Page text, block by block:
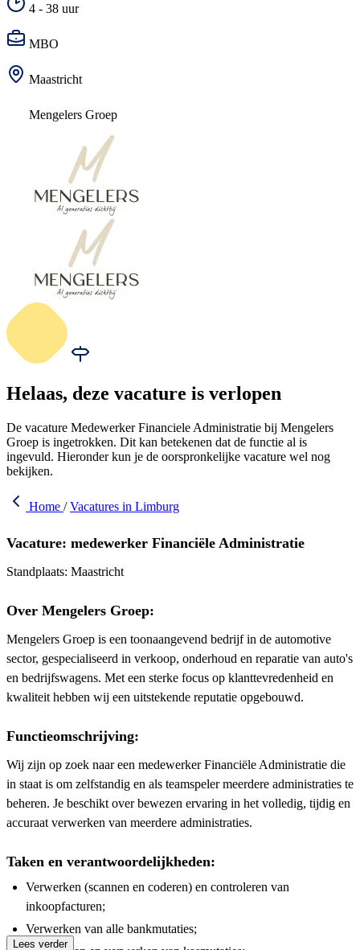
4 - 38 uur
MBO
Maastricht
Mengelers Groep
Helaas, deze vacature is verlopen
De vacature Medewerker Financiele Administratie bij Mengelers
Groep is ingetrokken. Dit kan betekenen dat de functie al is
ingevuld. Hieronder kun je de oorspronkelijke vacature wel nog
bekijken.
Home / Vacatures in Limburg
Vacature: medewerker Financiële Administratie
Standplaats: Maastricht
Over Mengelers Groep:
Mengelers Groep is een toonaangevend bedrijf in de automotive
sector, gespecialiseerd in verkoop, onderhoud en reparatie van auto's
en bedrijfswagens. Met een sterke focus op klanttevredenheid en
kwaliteit hebben wij een uitstekende reputatie opgebouwd.
Functieomschrijving:
Wij zijn op zoek naar een medewerker Financiële Administratie die
in staat is om zelfstandig en als teamspeler meerdere administraties te
beheren. Je beschikt over bewezen ervaring in het volledig, tijdig en
accuraat verwerken van meerdere administraties.
Taken en verantwoordelijkheden:
Verwerken (scannen en coderen) en controleren van
inkoopfacturen;
Verwerken van alle bankmutaties;
Lees verder